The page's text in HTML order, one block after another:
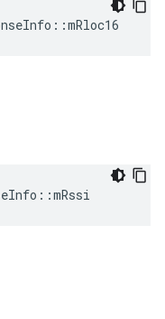
::mRloc16
::mRssi